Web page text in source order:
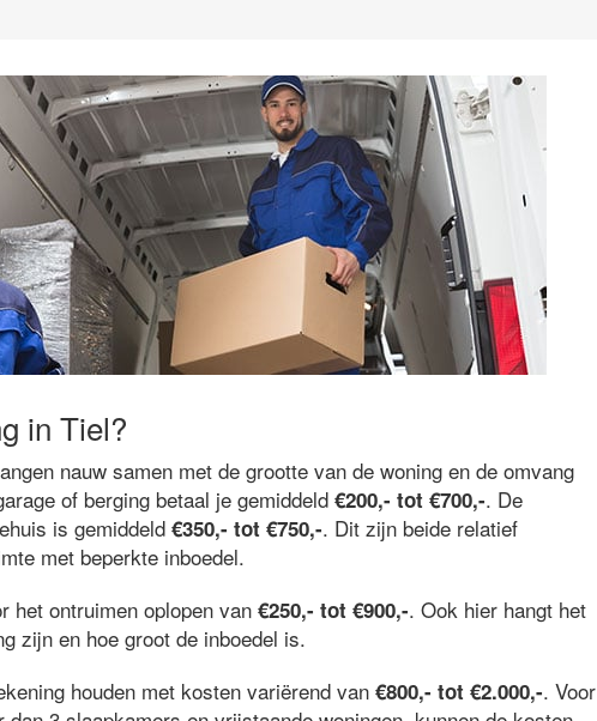
in Tiel?
nauw samen met de grootte van de woning en de omvang
of berging betaal je gemiddeld €200,- tot €700,-. De
is gemiddeld €350,- tot €750,-. Dit zijn beide relatief
met beperkte inboedel.
het ontruimen oplopen van €250,- tot €900,-. Ook hier hangt het
zijn en hoe groot de inboedel is.
houden met kosten variërend van €800,- tot €2.000,-. Voor